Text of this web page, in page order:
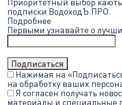
подписки ВодоходЪ.ПРО
Подробнее
Первыми узнавайте о
Нажимая на
на обработку ваших
Я согласен получать
материалы и специальные